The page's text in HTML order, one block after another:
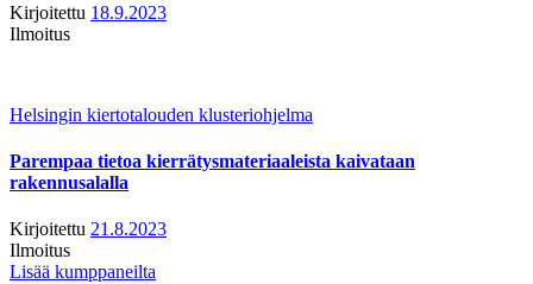
Kirjoitettu 18.9.2023
Ilmoitus
Helsingin kiertotalouden klusteriohjelma
Parempaa tietoa kierrätysmateriaaleista kaivataan
rakennusalalla
Kirjoitettu 21.8.2023
Ilmoitus
Lisää kumppaneilta